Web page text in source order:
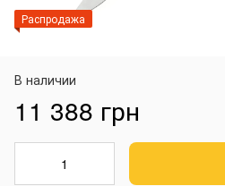
Распродажа
В наличии
11 388 грн